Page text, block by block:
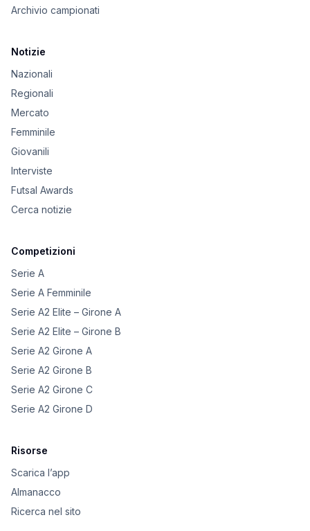
Archivio campionati
Notizie
Nazionali
Regionali
Mercato
Femminile
Giovanili
Interviste
Futsal Awards
Cerca notizie
Competizioni
Serie A
Serie A Femminile
Serie A2 Elite – Girone A
Serie A2 Elite – Girone B
Serie A2 Girone A
Serie A2 Girone B
Serie A2 Girone C
Serie A2 Girone D
Risorse
Scarica l’app
Almanacco
Ricerca nel sito